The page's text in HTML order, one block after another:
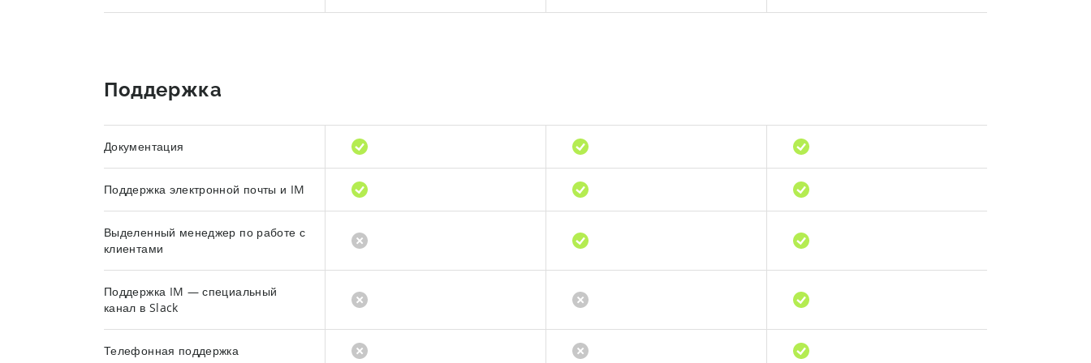
Поддержка
Документация
Поддержка электронной почты и IM
Выделенный менеджер по работе с
клиентами
Поддержка IM — специальный
канал в Slack
Телефонная поддержка